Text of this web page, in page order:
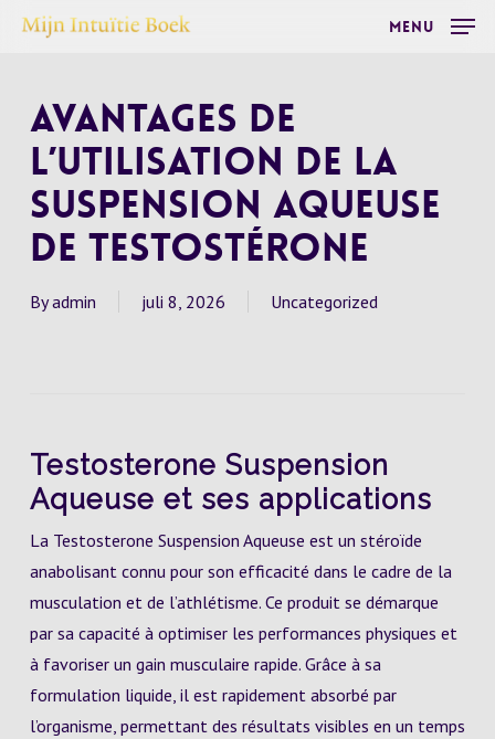
Skip
content
Menu
Avantages de
l’utilisation de la
Suspension Aqueuse
de Testostérone
By admin juli 8, 2026 Uncategorized
Testosterone Suspension
Aqueuse et ses applications
La Testosterone Suspension Aqueuse est un stéroïde
anabolisant connu pour son efficacité dans le cadre de la
musculation et de l’athlétisme. Ce produit se démarque
par sa capacité à optimiser les performances physiques et
à favoriser un gain musculaire rapide. Grâce à sa
formulation liquide, il est rapidement absorbé par
l’organisme, permettant des résultats visibles en un temps